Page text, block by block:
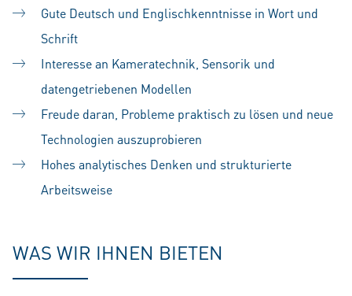
Gute Deutsch und Englischkenntnisse in Wort und
Schrift
Interesse an Kameratechnik, Sensorik und
datengetriebenen Modellen
Freude daran, Probleme praktisch zu lösen und neue
Technologien auszuprobieren
Hohes analytisches Denken und strukturierte
Arbeitsweise
WAS WIR IHNEN BIETEN